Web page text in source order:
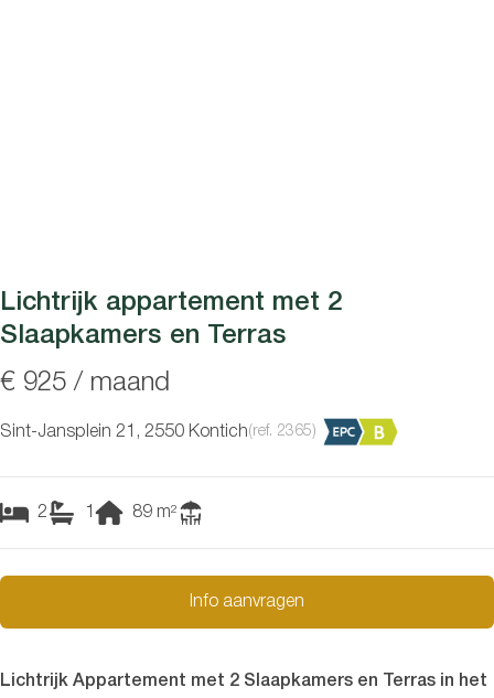
Lichtrijk appartement met 2
Slaapkamers en Terras
€ 925 / maand
Sint-Jansplein 21, 2550 Kontich(ref. 2365)
2 89 m²
Info aanvragen
Lichtrijk Appartement met 2 Slaapkamers en Terras in het